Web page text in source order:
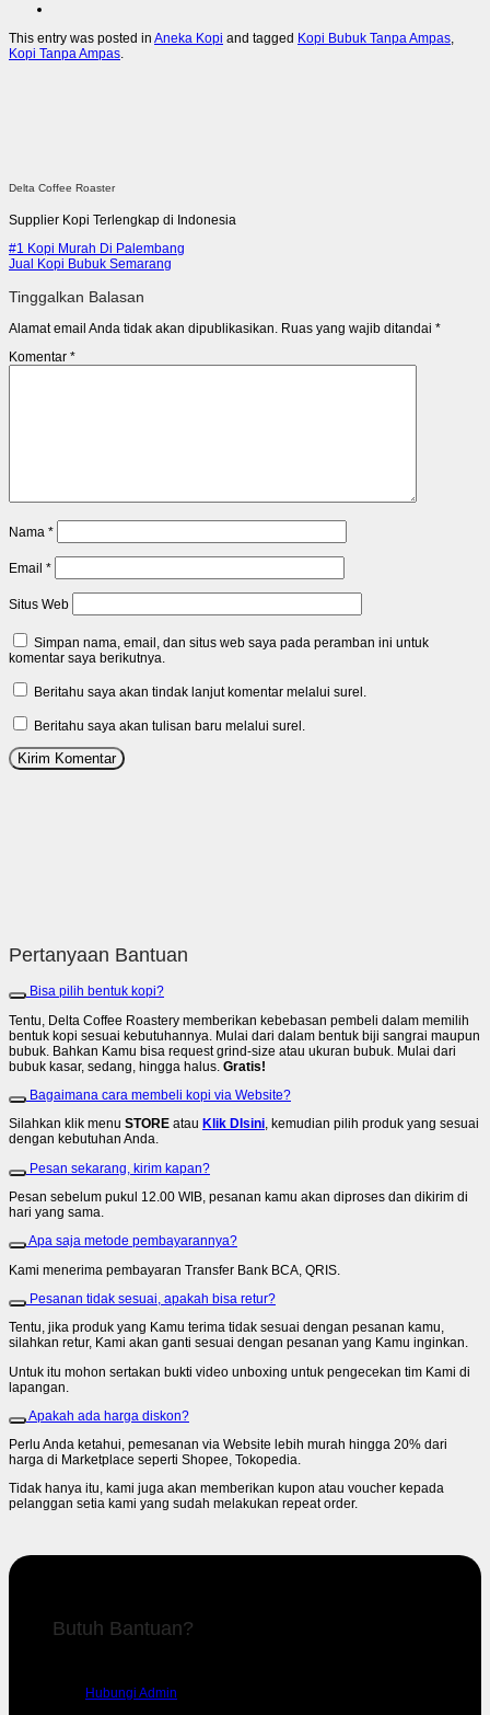
This entry was posted in Aneka Kopi and tagged Kopi Bubuk Tanpa Ampas
Kopi Tanpa Ampas
Delta Coffee Roaster
Supplier Kopi Terlengkap di Indonesia
#1 Kopi Murah Di Palembang
Jual Kopi Bubuk Semarang
Tinggalkan Balasan
Alamat email Anda tidak akan dipublikasikan. Ruas yang wajib ditandai *
Komentar *
Nama *
Email *
Situs Web
Simpan nama, email, dan situs web saya pada peramban ini untuk
komentar saya berikutnya.
Beritahu saya akan tindak lanjut komentar melalui surel.
Beritahu saya akan tulisan baru melalui surel.
Pertanyaan Bantuan
Bisa pilih bentuk kopi?
Tentu, Delta Coffee Roastery memberikan kebebasan pembeli dalam memilih
bentuk kopi sesuai kebutuhannya. Mulai dari dalam bentuk biji sangrai maupun
bubuk. Bahkan Kamu bisa request grind-size atau ukuran bubuk. Mulai dari
bubuk kasar, sedang, hingga halus. Gratis!
Bagaimana cara membeli kopi via Website?
Silahkan klik menu STORE atau Klik DIsini, kemudian pilih produk yang sesuai
dengan kebutuhan Anda.
Pesan sekarang, kirim kapan?
Pesan sebelum pukul 12.00 WIB, pesanan kamu akan diproses dan dikirim di
hari yang sama.
Apa saja metode pembayarannya?
Kami menerima pembayaran Transfer Bank BCA, QRIS.
Pesanan tidak sesuai, apakah bisa retur?
Tentu, jika produk yang Kamu terima tidak sesuai dengan pesanan kamu,
silahkan retur, Kami akan ganti sesuai dengan pesanan yang Kamu inginkan.
Untuk itu mohon sertakan bukti video unboxing untuk pengecekan tim Kami di
lapangan.
Apakah ada harga diskon?
Perlu Anda ketahui, pemesanan via Website lebih murah hingga 20% dari
harga di Marketplace seperti Shopee, Tokopedia.
Tidak hanya itu, kami juga akan memberikan kupon atau voucher kepada
pelanggan setia kami yang sudah melakukan repeat order.
Butuh Bantuan?
Hubungi Admin